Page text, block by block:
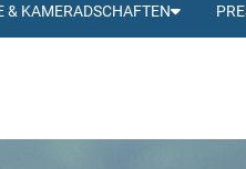
& KAMERADSCHAFTEN